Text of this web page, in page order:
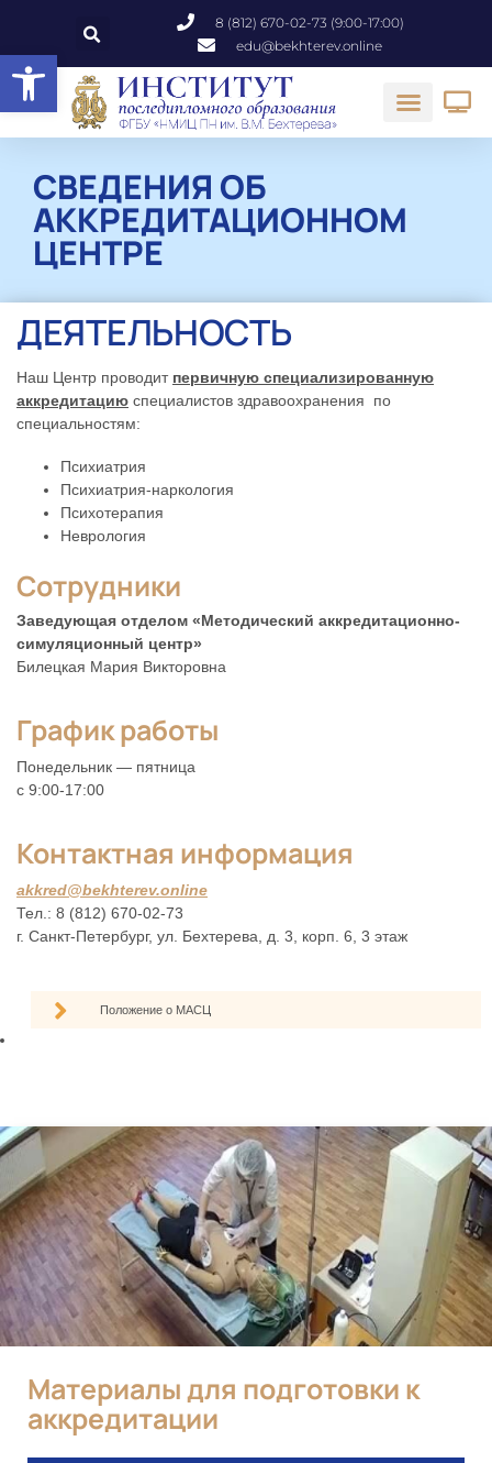
Открыть панель инструментов
8 (812) 670-02-73 (9:00-17:00)
edu@bekhterev.online
СВЕДЕНИЯ ОБ
АККРЕДИТАЦИОННОМ
ЦЕНТРЕ
ДЕЯТЕЛЬНОСТЬ
Наш Центр проводит первичную специализированную
аккредитацию специалистов здравоохранения
по
специальностям:
Психиатрия
Психиатрия-наркология
Психотерапия
Неврология
Сотрудники
Заведующая отделом «Методический аккредитационно-
симуляционный центр»
Билецкая Мария Викторовна
График работы
Понедельник — пятница
с 9:00-17:00
Контактная информация
akkred@bekhterev.online
Тел.: 8 (812) 670-02-73
г. Санкт-Петербург, ул. Бехтерева, д. 3, корп. 6, 3 этаж
Положение о МАСЦ
Материалы для подготовки к
аккредитации